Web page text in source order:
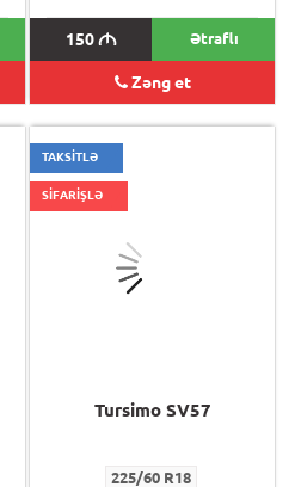
150M Ətraflı
Zəng et
TAKSİTLƏ
SİFARİŞLƏ
Tursimo SV57
225/60 R18